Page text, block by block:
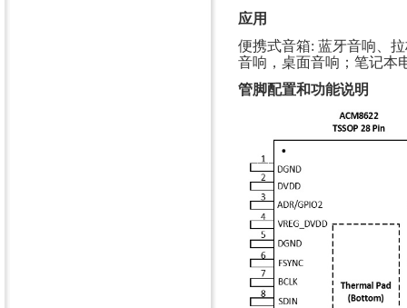
应用
便携式音箱: 蓝牙音响、
音响，桌面音响；笔记本
管脚配置和功能说明